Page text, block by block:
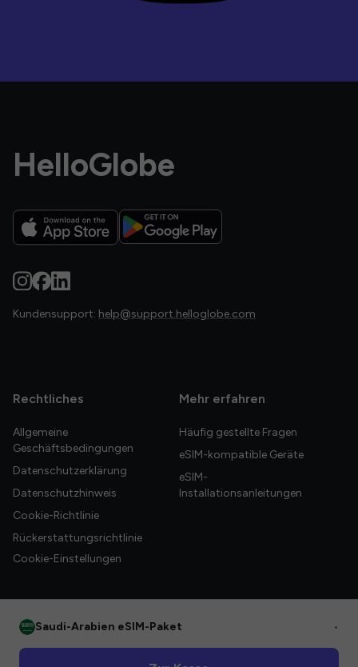
HelloGlobe
Kundensupport: help@support.helloglobe.com
Rechtliches
Allgemeine
Geschäftsbedingungen
Datenschutzerklärung
Datenschutzhinweis
Cookie-Richtlinie
Rückerstattungsrichtlinie
Cookie-Einstellungen
Mehr erfahren
Häufig gestellte Fragen
eSIM-kompatible Geräte
eSIM-
Installationsanleitungen
Saudi-Arabien eSIM-Paket •